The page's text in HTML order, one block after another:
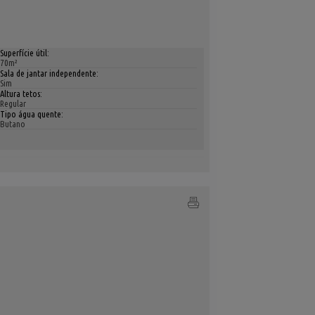
Superfície útil:
70m²
Sala de jantar independente:
Sim
Altura tetos:
Regular
Tipo água quente:
Butano